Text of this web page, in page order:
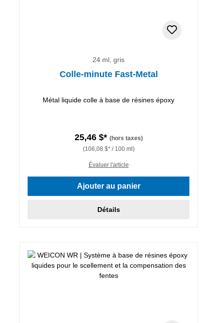
24 ml, gris
Colle-minute Fast-Metal
Métal liquide colle à base de résines époxy
25,46 $* (hors taxes)
(106,08 $* / 100 ml)
Évaluer l'article
Ajouter au panier
Détails